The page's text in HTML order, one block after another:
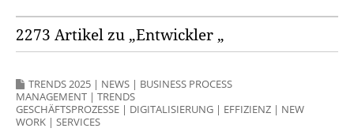
2273 Artikel zu „Entwickler „
TRENDS 2025 | NEWS | BUSINESS PROCESS
MANAGEMENT | TRENDS
GESCHÄFTSPROZESSE | DIGITALISIERUNG | EFFIZIENZ | NEW
WORK | SERVICES